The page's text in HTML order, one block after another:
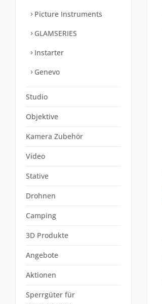
Picture Instruments
GLAMSERIES
Instarter
Genevo
Studio
Objektive
Kamera Zubehör
Video
Stative
Drohnen
Camping
3D Produkte
Angebote
Aktionen
Sperrgüter für